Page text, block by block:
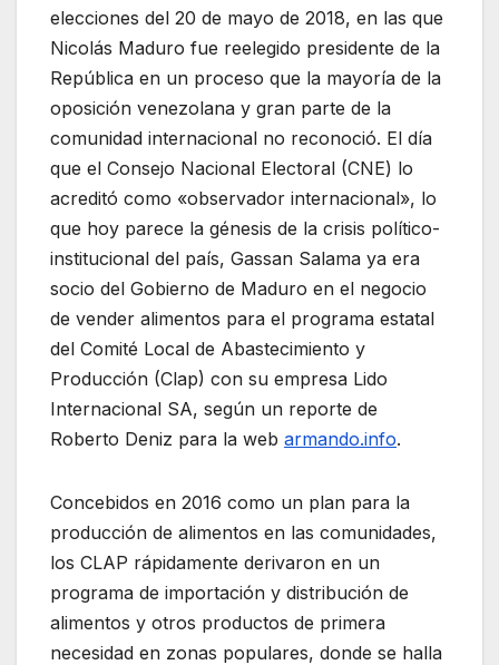
elecciones del 20 de mayo de 2018, en las que
Nicolás Maduro fue reelegido presidente de la
República en un proceso que la mayoría de la
oposición venezolana y gran parte de la
comunidad internacional no reconoció. El día
que el Consejo Nacional Electoral (CNE) lo
acreditó como «observador internacional», lo
que hoy parece la génesis de la crisis político-
institucional del país, Gassan Salama ya era
socio del Gobierno de Maduro en el negocio
de vender alimentos para el programa estatal
del Comité Local de Abastecimiento y
Producción (Clap) con su empresa Lido
Internacional SA, según un reporte de
Roberto Deniz para la web armando.info.
Concebidos en 2016 como un plan para la
producción de alimentos en las comunidades,
los CLAP rápidamente derivaron en un
programa de importación y distribución de
alimentos y otros productos de primera
necesidad en zonas populares, donde se halla